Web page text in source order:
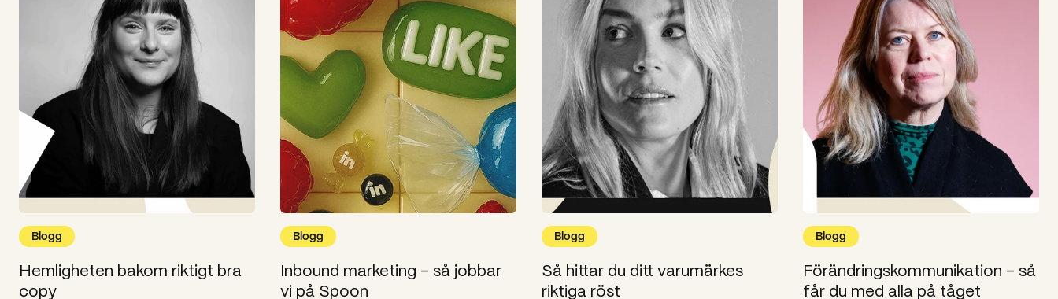
Blogg
Hemligheten bakom riktigt bra
copy
Blogg
Inbound marketing – så jobbar
vi på Spoon
Blogg
Så hittar du ditt varumärkes
riktiga röst
Blogg
Förändringskommunikation – så
får du med alla på tåget